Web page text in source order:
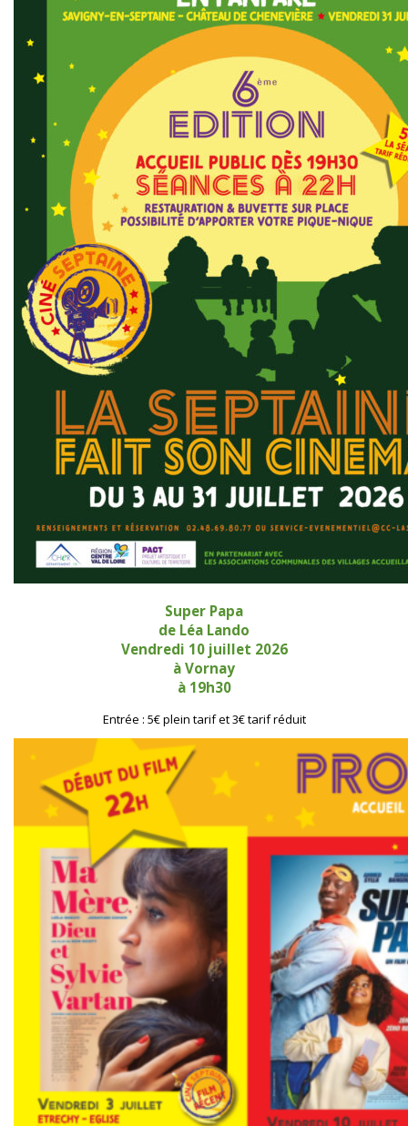
Super Papa
de Léa Lando
Vendredi 10 juillet 2026
à Vornay
à 19h30
Entrée : 5€ plein tarif et 3€ tarif réduit